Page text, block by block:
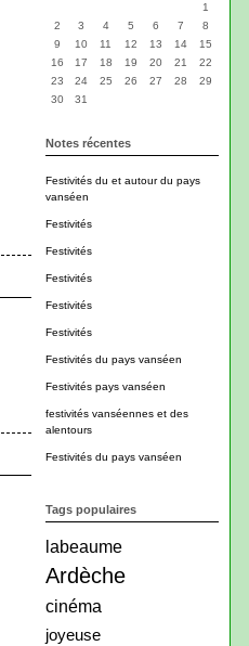
1
2
3 4 5 6 7
8
9
10 11 12 13 14
15
16
17 18 19 20 21
22
23
24 25 26 27 28
29
30
31
Notes récentes
Festivités du et autour du pays
vanséen
Festivités
Festivités
Festivités
Festivités
Festivités
Festivités du pays vanséen
Festivités pays vanséen
festivités vanséennes et des
alentours
Festivités du pays vanséen
Tags populaires
labeaume
Ardèche
cinéma
joyeuse